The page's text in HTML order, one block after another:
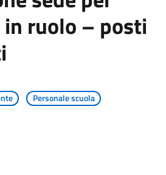
ruolo – posti
Personale scuola